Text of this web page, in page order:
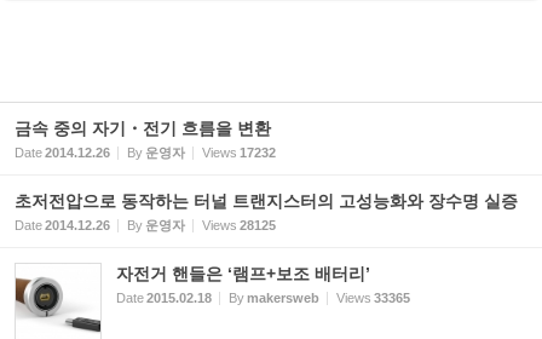
금속 중의 자기・전기 흐름을 변환
Date2014.12.26 By 운영자 Views 17232
초저전압으로 동작하는 터널 트랜지스터의 고성능화와 장수명 실증
Date2014.12.26 By 운영자 Views 28125
자전거 핸들은 ‘램프+보조 배터리’
Date2015.02.18 Bymakersweb Views 33365